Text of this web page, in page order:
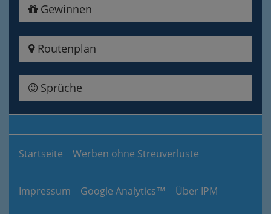
Gewinnen
Routenplan
Sprüche
Startseite Werben ohne Streuverluste
Impressum Google Analytics™ Über IPM